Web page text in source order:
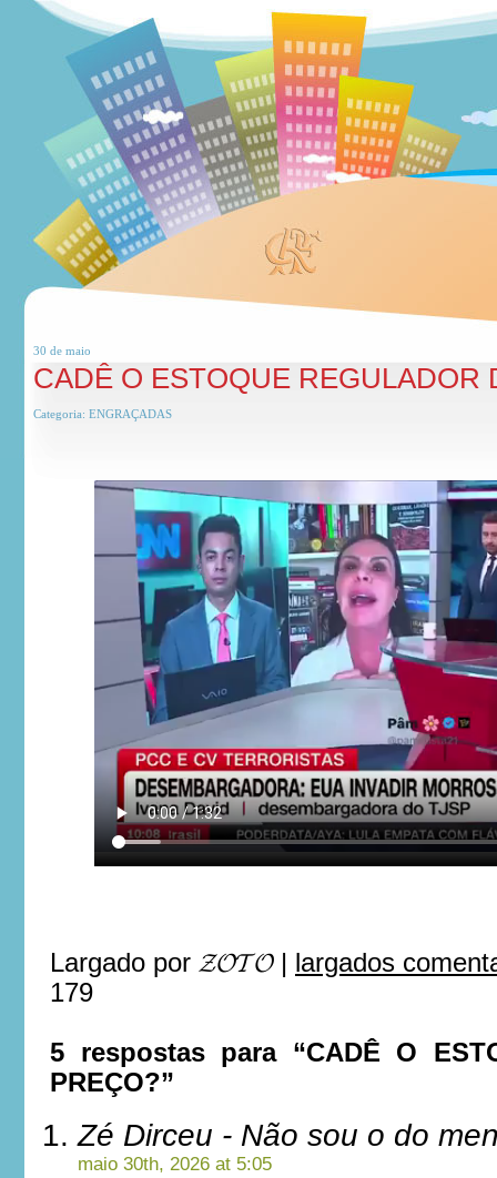
30 de maio
CADÊ O ESTOQUE REGULADOR
Categoria: ENGRAÇADAS
Largado por 𝓩𝓞𝓣𝓞| largados
179
5 respostas para “CADÊ O
PREÇO?”
Zé Dirceu - Não sou o do
maio 30th, 2026 at 5:05